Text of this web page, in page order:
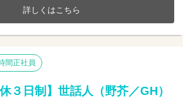
ポート業務全般 ※無資格未経験者OK
などのサポート
丁寧にサポートしますのでご安心ください
詳しくはこちら
間正社員
３日制】世話人（野芥／GH）